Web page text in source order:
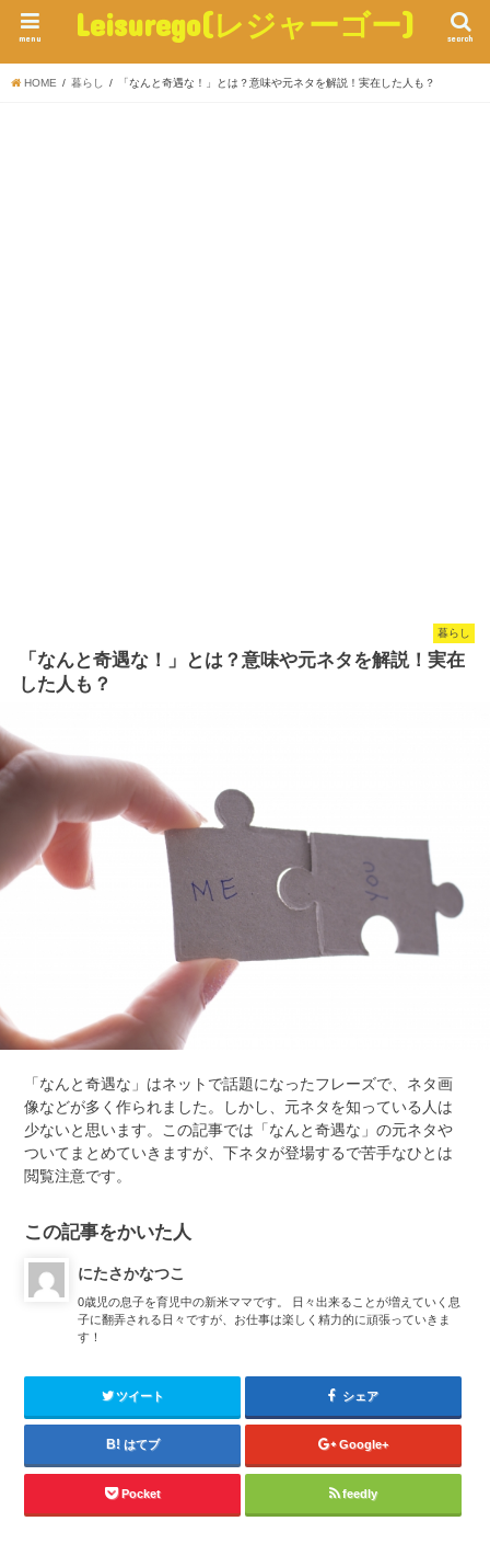
Leisurego(レジャーゴー) search
menu
HOME 暮らし 「なんと奇遇な！」とは？意味や元ネタを解説！実在した人も？
暮らし
「なんと奇遇な！」とは？意味や元ネタを解説！実在
した人も？
「なんと奇遇な」はネットで話題になったフレーズで、ネタ画
像などが多く作られました。しかし、元ネタを知っている人は
少ないと思います。この記事では「なんと奇遇な」の元ネタや
ついてまとめていきますが、下ネタが登場するで苦手なひとは
閲覧注意です。
この記事をかいた人
にたさかなつこ
0歳児の息子を育児中の新米ママです。 日々出来ることが増えていく息
子に翻弄される日々ですが、お仕事は楽しく精力的に頑張っていきま
す！
ツイート シェア
はてブ Google+
Pocket feedly